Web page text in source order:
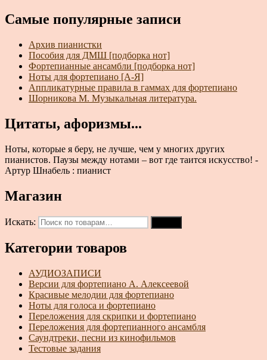
Самые популярные записи
Архив пианистки
Пособия для ДМШ [подборка нот]
Фортепианные ансамбли [подборка нот]
Ноты для фортепиано [А-Я]
Аппликатурные правила в гаммах для фортепиано
Шорникова М. Музыкальная литература.
Цитаты, афоризмы...
Ноты, которые я беру, не лучше, чем у многих других
пианистов. Паузы между нотами – вот где таится искусство! -
Артур Шнабель : пианист
Магазин
Искать:
Категории товаров
АУДИОЗАПИСИ
Версии для фортепиано А. Алексеевой
Красивые мелодии для фортепиано
Ноты для голоса и фортепиано
Переложения для скрипки и фортепиано
Переложения для фортепианного ансамбля
Саундтреки, песни из кинофильмов
Тестовые задания